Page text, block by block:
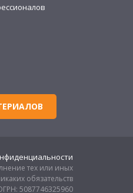
тех или иных
обязательств
5087746325960